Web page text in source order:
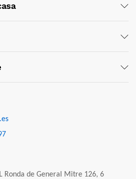
Ronda de General Mitre 126, 6